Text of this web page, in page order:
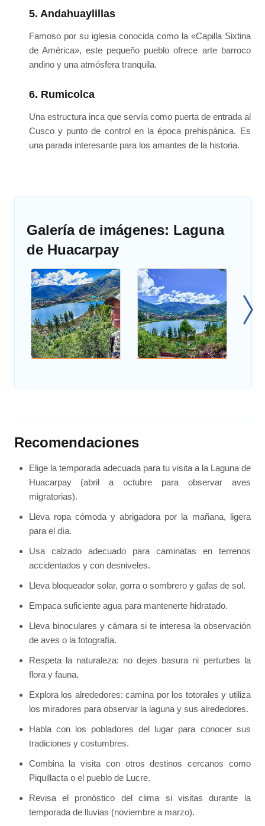
5. Andahuaylillas
Famoso por su iglesia conocida como la «Capilla Sixtina
de América», este pequeño pueblo ofrece arte barroco
andino y una atmósfera tranquila.
6. Rumicolca
Una estructura inca que servía como puerta de entrada al
Cusco y punto de control en la época prehispánica. Es
una parada interesante para los amantes de la historia.
Galería de imágenes: Laguna
de Huacarpay
Recomendaciones
Elige la temporada adecuada para tu visita a la Laguna de
Huacarpay (abril a octubre para observar aves
migratorias).
Lleva ropa cómoda y abrigadora por la mañana, ligera
para el día.
Usa calzado adecuado para caminatas en terrenos
accidentados y con desniveles.
Lleva bloqueador solar, gorra o sombrero y gafas de sol.
Empaca suficiente agua para mantenerte hidratado.
Lleva binoculares y cámara si te interesa la observación
de aves o la fotografía.
Respeta la naturaleza: no dejes basura ni perturbes la
flora y fauna.
Explora los alrededores: camina por los totorales y utiliza
los miradores para observar la laguna y sus alrededores.
Habla con los pobladores del lugar para conocer sus
tradiciones y costumbres.
Combina la visita con otros destinos cercanos como
Piquillacta o el pueblo de Lucre.
Revisa el pronóstico del clima si visitas durante la
temporada de lluvias (noviembre a marzo).